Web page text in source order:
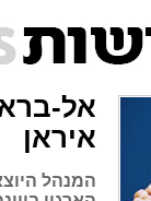
אל-
איראן
המנהל